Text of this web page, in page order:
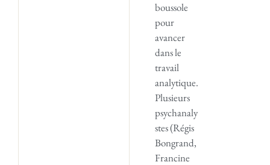
boussole
pour
avancer
dans le
travail
analytique.
Plusieurs
psychanaly
stes (Régis
Bongrand,
Francine